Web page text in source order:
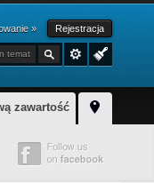
» Rejestracja
temat
zawartość